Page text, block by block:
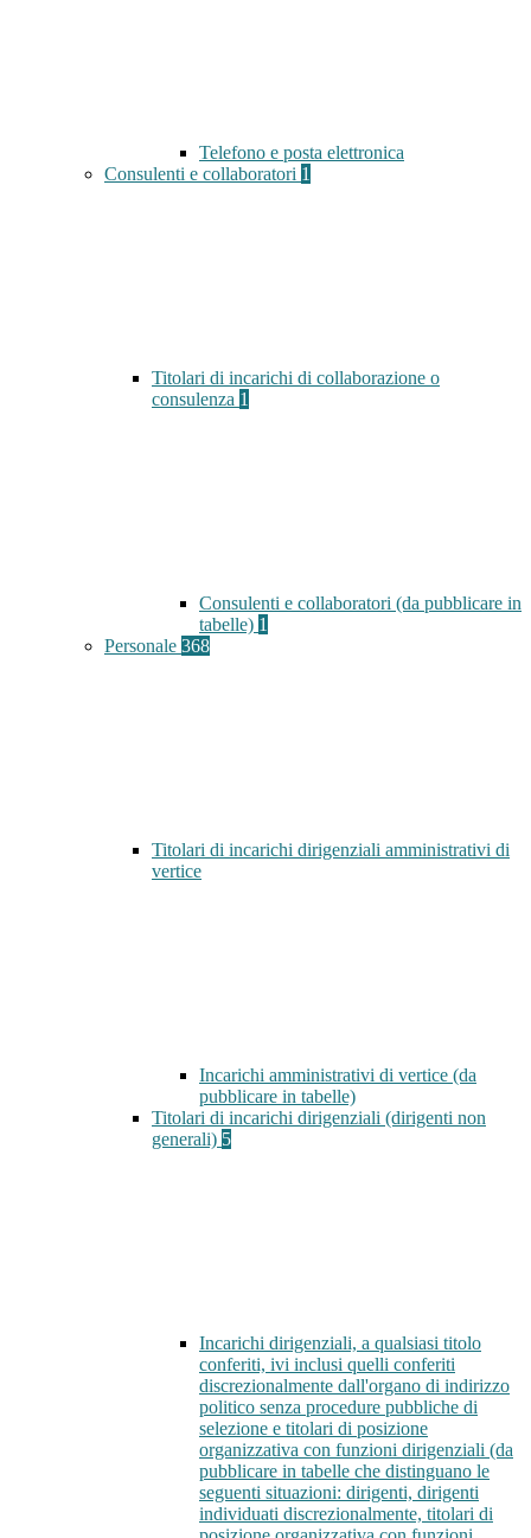
Telefono e posta elettronica
Consulenti e collaboratori 1
Titolari di incarichi di collaborazione o
consulenza 1
Consulenti e collaboratori (da pubblicare in
tabelle) 1
Personale 368
Titolari di incarichi dirigenziali amministrativi di
vertice
Incarichi amministrativi di vertice (da
pubblicare in tabelle)
Titolari di incarichi dirigenziali (dirigenti non
generali) 5
Incarichi dirigenziali, a qualsiasi titolo
conferiti, ivi inclusi quelli conferiti
discrezionalmente dall'organo di indirizzo
politico senza procedure pubbliche di
selezione e titolari di posizione
organizzativa con funzioni dirigenziali (da
pubblicare in tabelle che distinguano le
seguenti situazioni: dirigenti, dirigenti
individuati discrezionalmente, titolari di